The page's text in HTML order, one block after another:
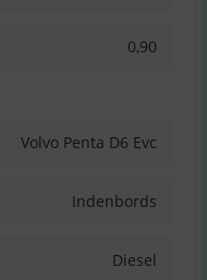
0,90
Volvo Penta D6 Evc
Indenbords
Diesel